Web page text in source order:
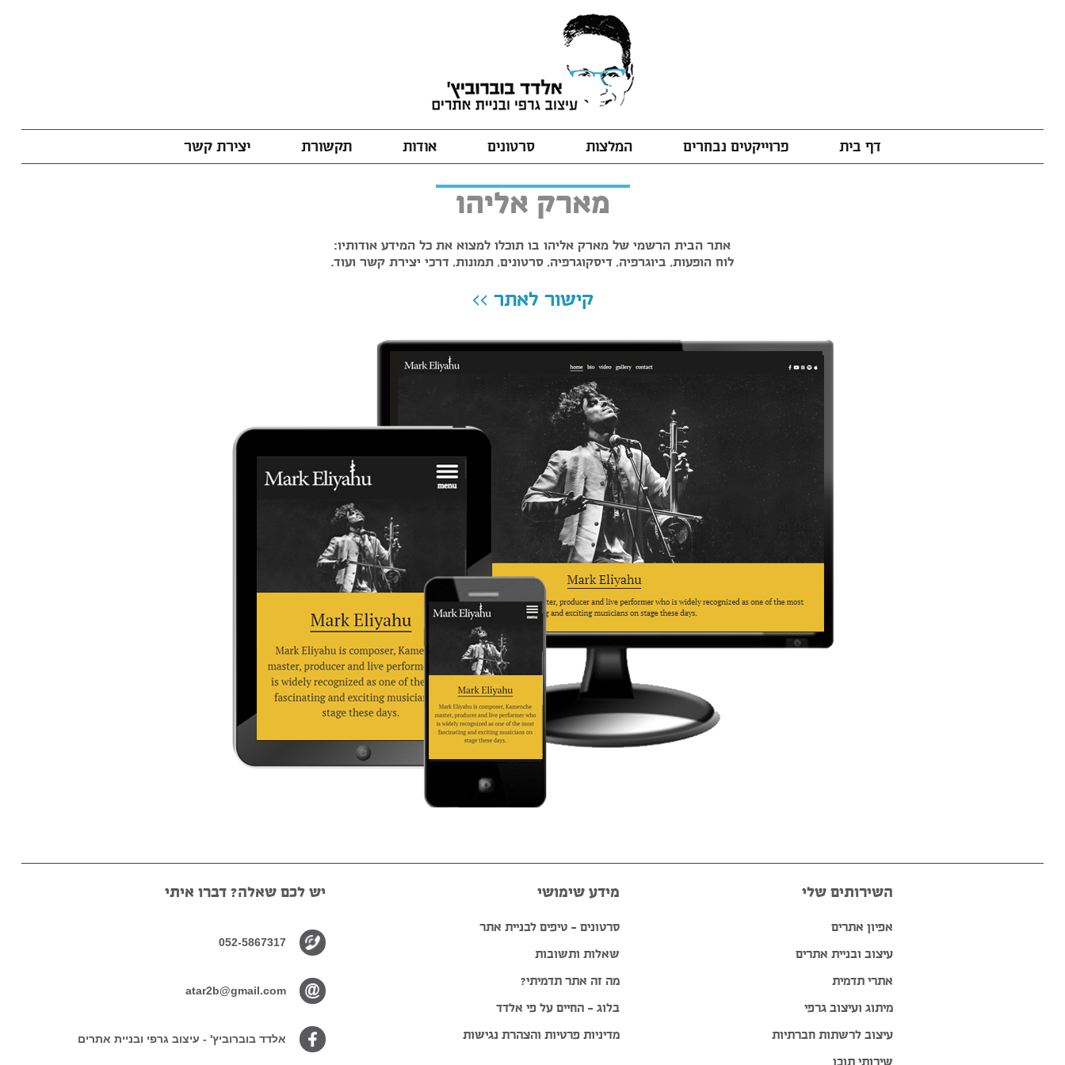
דף בית פרוייקטים נבחרים המלצות סרטונים אודות תקשורת יצירת קשר
מארק אליהו
אתר הבית הרשמי של מארק אליהו בו תוכלו למצוא את כל המידע אודותיו:
לוח הופעות, ביוגרפיה, דיסקוגרפיה, סרטונים, תמונות, דרכי יצירת קשר ועוד.
קישור לאתר >>
השירותים שלי
אפיון אתרים
עיצוב ובניית אתרים
אתרי תדמית
מיתוג ועיצוב גרפי
עיצוב לרשתות חברתיות
שירותי תוכן
מידע שימושי
סרטונים – טיפים לבניית אתר
שאלות ותשובות
מה זה אתר תדמיתי?
בלוג – החיים על פי אלדד
מדיניות פרטיות והצהרת נגישות
יש לכם שאלה? דברו איתי
052-5867317
atar2b@gmail.com
אלדד בוברוביץ' - עיצוב גרפי ובניית אתרים